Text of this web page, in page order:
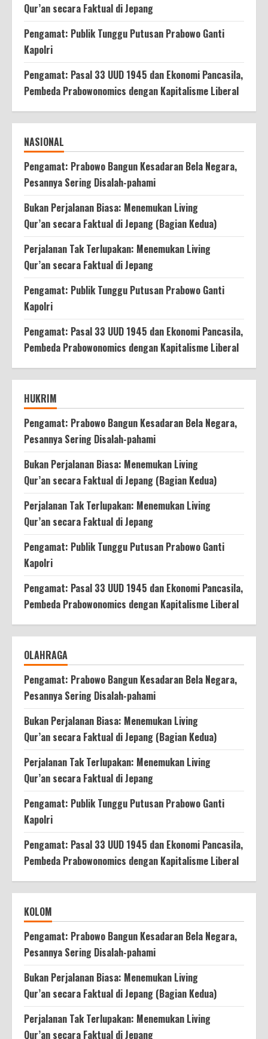
Qur’an secara Faktual di Jepang
Pengamat: Publik Tunggu Putusan Prabowo Ganti
Kapolri
Pengamat: Pasal 33 UUD 1945 dan Ekonomi Pancasila,
Pembeda Prabowonomics dengan Kapitalisme Liberal
NASIONAL
Pengamat: Prabowo Bangun Kesadaran Bela Negara,
Pesannya Sering Disalah-pahami
Bukan Perjalanan Biasa: Menemukan Living
Qur’an secara Faktual di Jepang (Bagian Kedua)
Perjalanan Tak Terlupakan: Menemukan Living
Qur’an secara Faktual di Jepang
Pengamat: Publik Tunggu Putusan Prabowo Ganti
Kapolri
Pengamat: Pasal 33 UUD 1945 dan Ekonomi Pancasila,
Pembeda Prabowonomics dengan Kapitalisme Liberal
HUKRIM
Pengamat: Prabowo Bangun Kesadaran Bela Negara,
Pesannya Sering Disalah-pahami
Bukan Perjalanan Biasa: Menemukan Living
Qur’an secara Faktual di Jepang (Bagian Kedua)
Perjalanan Tak Terlupakan: Menemukan Living
Qur’an secara Faktual di Jepang
Pengamat: Publik Tunggu Putusan Prabowo Ganti
Kapolri
Pengamat: Pasal 33 UUD 1945 dan Ekonomi Pancasila,
Pembeda Prabowonomics dengan Kapitalisme Liberal
OLAHRAGA
Pengamat: Prabowo Bangun Kesadaran Bela Negara,
Pesannya Sering Disalah-pahami
Bukan Perjalanan Biasa: Menemukan Living
Qur’an secara Faktual di Jepang (Bagian Kedua)
Perjalanan Tak Terlupakan: Menemukan Living
Qur’an secara Faktual di Jepang
Pengamat: Publik Tunggu Putusan Prabowo Ganti
Kapolri
Pengamat: Pasal 33 UUD 1945 dan Ekonomi Pancasila,
Pembeda Prabowonomics dengan Kapitalisme Liberal
KOLOM
Pengamat: Prabowo Bangun Kesadaran Bela Negara,
Pesannya Sering Disalah-pahami
Bukan Perjalanan Biasa: Menemukan Living
Qur’an secara Faktual di Jepang (Bagian Kedua)
Perjalanan Tak Terlupakan: Menemukan Living
Qur’an secara Faktual di Jepang